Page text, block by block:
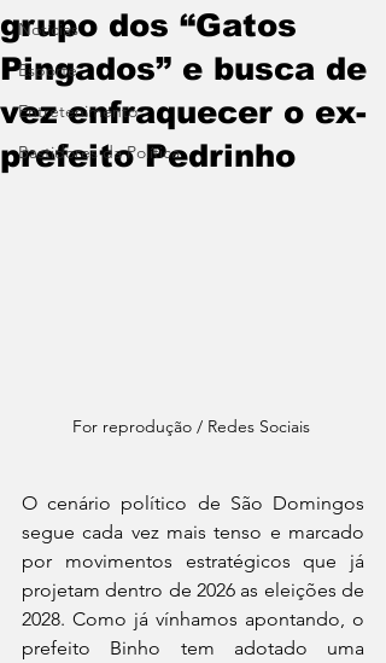
Notícias
Esporte
Entretenimento
Bastidores da Política
grupo dos “Gatos
Pingados” e busca de
vez enfraquecer o ex-
prefeito Pedrinho
For reprodução / Redes Sociais
O cenário político de São Domingos
segue cada vez mais tenso e marcado
por movimentos estratégicos que já
projetam dentro de 2026 as eleições de
2028. Como já vínhamos apontando, o
prefeito Binho tem adotado uma